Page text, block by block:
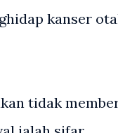
kanser
tidak